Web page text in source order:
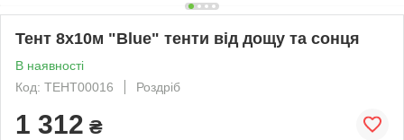
Тент 8х10м "Blue" тенти від дощу та сонця
В наявності
Код: ТЕНТ00016
Роздріб
1 312 ₴